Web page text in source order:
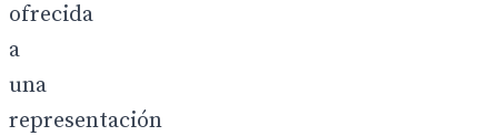
ofrecida
a
una
representación